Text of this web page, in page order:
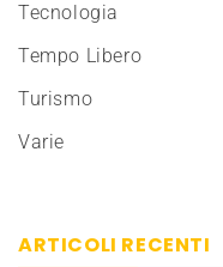
Tecnologia
Tempo Libero
Turismo
Varie
ARTICOLI RECENTI